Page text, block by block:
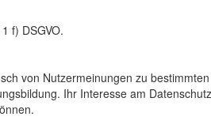
f) DSGVO.
von Nutzermeinungen zu
Ihr Interesse am